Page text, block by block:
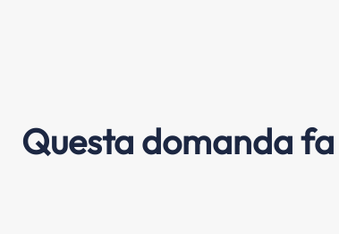
Questa domanda